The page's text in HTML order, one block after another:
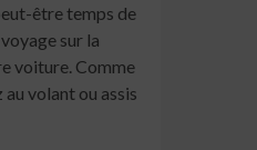
être temps de
sur la
voiture. Comme
volant ou assis